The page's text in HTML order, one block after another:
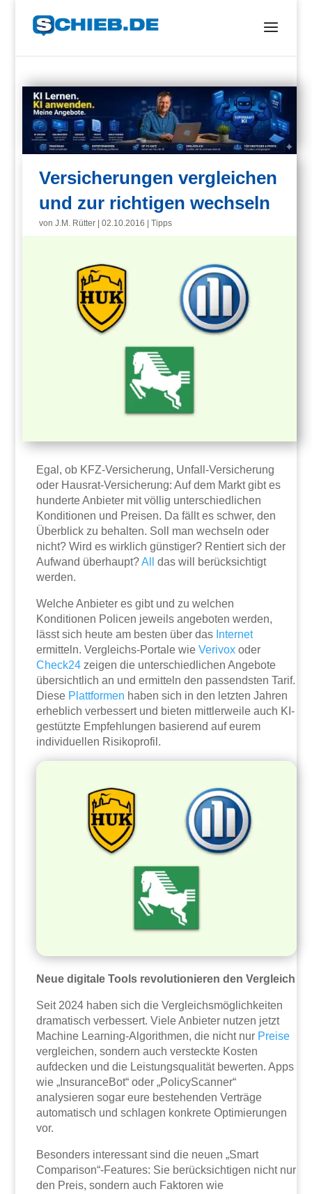
Versicherungen vergleichen
und zur richtigen wechseln
vonJ.M. Rütter |02.10.2016 |Tipps
Egal, ob KFZ-Versicherung, Unfall-Versicherung
oder Hausrat-Versicherung: Auf dem Markt gibt es
hunderte Anbieter mit völlig unterschiedlichen
Konditionen und Preisen. Da fällt es schwer, den
Überblick zu behalten. Soll man wechseln oder
nicht? Wird es wirklich günstiger? Rentiert sich der
Aufwand überhaupt?All
das will berücksichtigt
werden.
Welche Anbieter es gibt und zu welchen
Konditionen Policen jeweils angeboten werden,
lässt sich heute am besten über das Internet
ermitteln. Vergleichs-Portale wieVerivox oder
Check24 zeigen die unterschiedlichen Angebote
übersichtlich an und ermitteln den passendsten Tarif.
Diese Plattformen haben sich in den letzten Jahren
erheblich verbessert und bieten mittlerweile auch KI-
gestützte Empfehlungen basierend auf eurem
individuellen Risikoprofil.
Neue digitale Tools revolutionieren den Vergleich
Seit 2024 haben sich die Vergleichsmöglichkeiten
dramatisch verbessert. Viele Anbieter nutzen jetzt
Machine Learning-Algorithmen, die nicht nur Preise
vergleichen, sondern auch versteckte Kosten
aufdecken und die Leistungsqualität bewerten. Apps
wie „InsuranceBot“ oder „PolicyScanner“
analysieren sogar eure bestehenden Verträge
automatisch und schlagen konkrete Optimierungen
vor.
Besonders interessant sind die neuen „Smart
Comparison“-Features: Sie berücksichtigen nicht nur
den Preis, sondern auch Faktoren wie